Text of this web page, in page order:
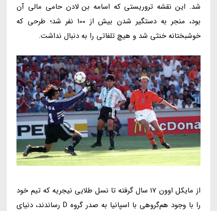
شد. این نقشه تروریستی که اسامه بن لادن حامی مالی آن
بود، منجر به دستگیر شدن بیش از 100 نفر شد؛ طرحی که
خوشبختانه خنثی شد و هیچ تلفاتی را به دنبال نداشت.
از مایکل اوون 17 سال گرفته تا نسل طلایی نیجریه که تیم خود
را با وجود هم‌گروهی با اسپانیا به صدر گروه D رساندند، دنیای